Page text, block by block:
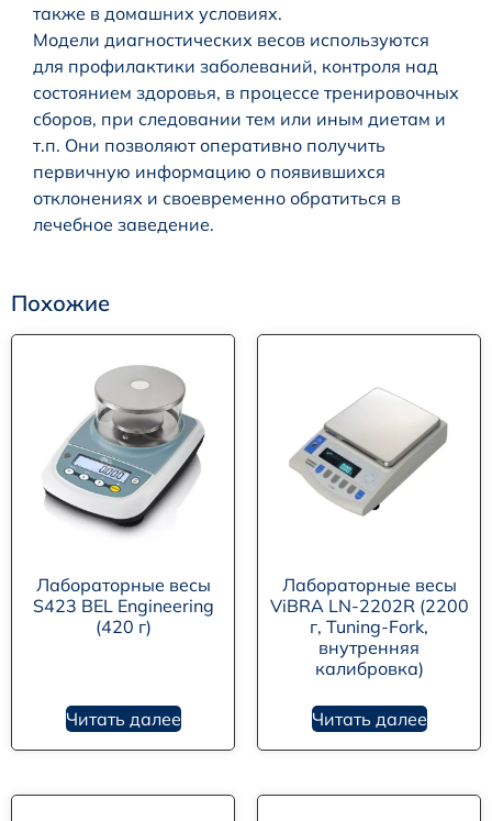
также в домашних условиях.
Модели диагностических весов используются
для профилактики заболеваний, контроля над
состоянием здоровья, в процессе тренировочных
сборов, при следовании тем или иным диетам и
т.п. Они позволяют оперативно получить
первичную информацию о появившихся
отклонениях и своевременно обратиться в
лечебное заведение.
Похожие
Лабораторные весы
S423 BEL Engineering
(420 г)
Читать далее
Лабораторные весы
ViBRA LN-2202R (2200
г, Tuning-Fork,
внутренняя
калибровка)
Читать далее